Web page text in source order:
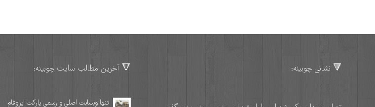
🔻 نشانی چوبینه: 🔻 آخرین مطالب سایت چوبینه:
تنها وبسایت اصلی و رسمی پارکت ایزوفام